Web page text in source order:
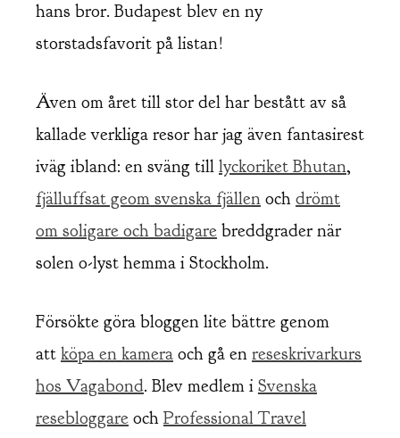
hans bror. Budapest blev en ny
storstadsfavorit på listan!
Även om året till stor del har bestått av så
kallade verkliga resor har jag även fantasirest
iväg ibland: en sväng till lyckoriket Bhutan,
fjälluffsat geom svenska fjällen och drömt
om soligare och badigare breddgrader när
solen o-lyst hemma i Stockholm.
Försökte göra bloggen lite bättre genom
att köpa en kamera och gå en reseskrivarkurs
hos Vagabond. Blev medlem i Svenska
resebloggare och Professional Travel